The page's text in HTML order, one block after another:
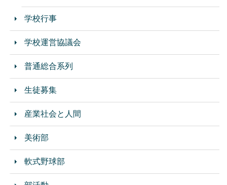
学校行事
学校運営協議会
普通総合系列
生徒募集
産業社会と人間
美術部
軟式野球部